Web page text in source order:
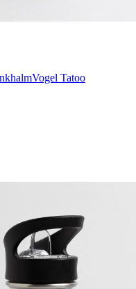
Vogel Tatoo